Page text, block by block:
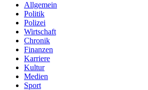
Allgemein
Politik
Polizei
Wirtschaft
Chronik
Finanzen
Karriere
Kultur
Medien
Sport